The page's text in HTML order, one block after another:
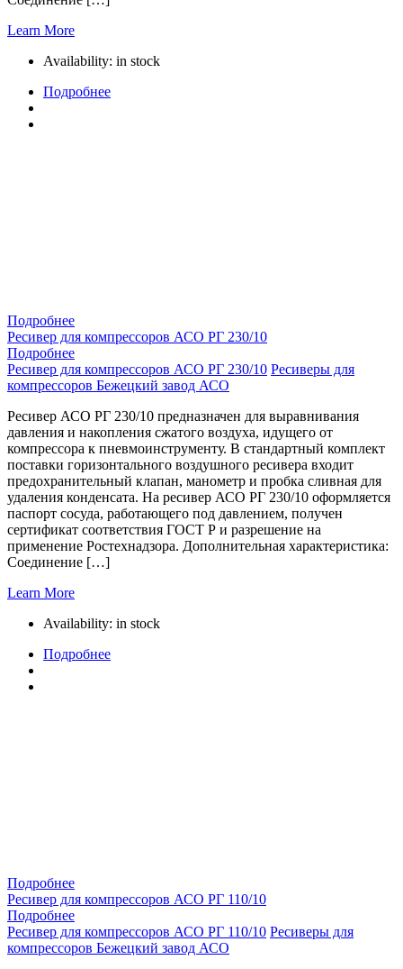
Learn More
Availability: in stock
Подробнее
Подробнее
Ресивер для компрессоров АСО РГ 230/10
Подробнее
Ресивер для компрессоров АСО РГ 230/10 Ресиверы для
компрессоров Бежецкий завод АСО
Ресивер АСО РГ 230/10 предназначен для выравнивания
давления и накопления сжатого воздуха, идущего от
компрессора к пневмоинструменту. В стандартный комплект
поставки горизонтального воздушного ресивера входит
предохранительный клапан, манометр и пробка сливная для
удаления конденсата. На ресивер АСО РГ 230/10 оформляется
паспорт сосуда, работающего под давлением, получен
сертификат соответствия ГОСТ Р и разрешение на
применение Ростехнадзора. Дополнительная характеристика:
Соединение […]
Learn More
Availability: in stock
Подробнее
Подробнее
Ресивер для компрессоров АСО РГ 110/10
Подробнее
Ресивер для компрессоров АСО РГ 110/10 Ресиверы для
компрессоров Бежецкий завод АСО